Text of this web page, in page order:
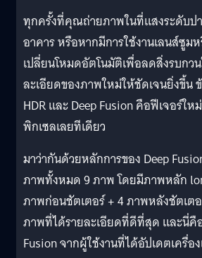
ทุกครั้งที่คุณถ่ายภาพในที่แสงระดับป
อาคาร หรือหากมีการใช้งานเลนส์ซูม
เปลี่ยนโหมดอัตโนมัติเพื่อลดสิ่งรบกว
ละเอียดของภาพใหม่ให้ชัดเจนยิ่งขึ้น
HDR และ Deep Fusion คือฟีเจอร์ใ
พิกเซลเลยทีเดียว
มาว่ากันด้วยหลักการของ Deep
ภาพทั้งหมด 9 ภาพ โดยมีภาพหลัก
ภาพก่อนชัตเตอร์ + 4 ภาพหลังชัตเต
ภาพที่ได้รายละเอียดที่ดีที่สุด และนี่คื
Fusion จากผู้ใช้งานที่ได้อัปเดตเครื่อ